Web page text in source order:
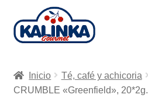
Ir
a
Ir
al
Tienda en línea
Inicio Té, café y achicoria
CRUMBLE «Greenfield», 20*2g.